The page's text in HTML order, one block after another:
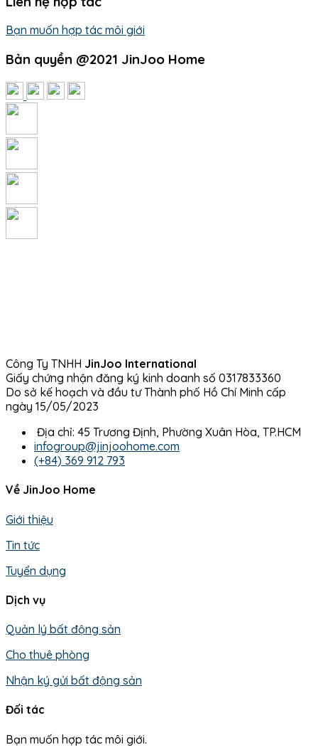
Bạn muốn hợp tác môi giới
Bản quyền @2021 JinJoo Home
Công Ty TNHH JinJoo International
Giấy chứng nhận đăng ký kinh doanh số 0317833360
Do sở kế hoạch và đầu tư Thành phố Hồ Chí Minh cấp
ngày 15/05/2023
Địa chỉ: 45 Trương Định, Phường Xuân Hòa, TP.HCM
infogroup@jinjoohome.com
(+84) 369 912 793
Về JinJoo Home
Giới thiệu
Tin tức
Tuyển dụng
Dịch vụ
Quản lý bất động sản
Cho thuê phòng
Nhận ký gửi bất động sản
Đối tác
Bạn muốn hợp tác môi giới.